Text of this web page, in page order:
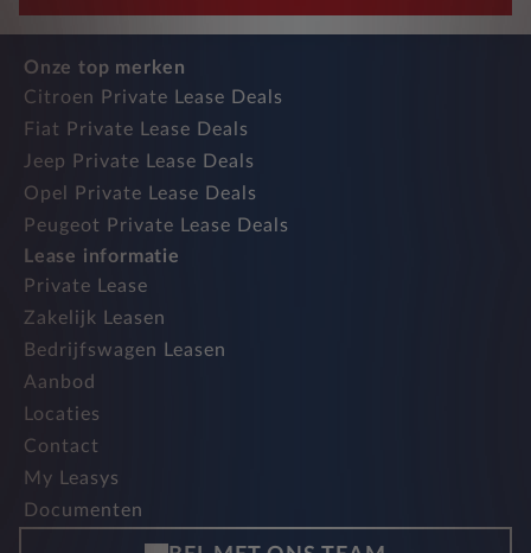
Onze top merken
Citroen Private Lease Deals
Fiat Private Lease Deals
Jeep Private Lease Deals
Opel Private Lease Deals
Peugeot Private Lease Deals
Lease informatie
Private Lease
Zakelijk Leasen
Bedrijfswagen Leasen
Aanbod
Locaties
Contact
My Leasys
Documenten